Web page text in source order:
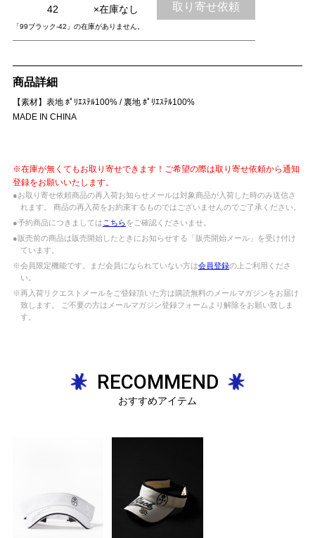
42 ×在庫なし 取り寄せ依頼
「99ブラック-42」の在庫がありません。
商品詳細
【素材】表地 ﾎﾟﾘｴｽﾃﾙ100% / 裏地 ﾎﾟﾘｴｽﾃﾙ100%
MADE IN CHINA
※在庫が無くてもお取り寄せできます！ご希望の際は取り寄せ依頼から通知
登録をお願いいたします。
●お取り寄せ依頼商品の再入荷お知らせメールは対象商品が入荷した時のみ送信さ
れます。 商品の再入荷をお約束するものではございませんのでご了承ください。
●予約商品につきましては こちらをご確認くださいませ。
●販売前の商品は販売開始したときにお知らせする「販売開始メール」を受け付け
ています。
※会員限定機能です。まだ会員になられていない方は会員登録の上ご利用くださ
い。
※再入荷リクエストメールをご登録頂いた方は購読無料のメールマガジンをお届け
致します。 ご不要の方はメールマガジン登録フォームより解除をお願い致しま
す。
RECOMMEND
おすすめアイテム